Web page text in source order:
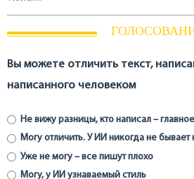
Вы можете отличить текст,
написанного человеком
Не вижу разницы, кто написал –
Могу отличить. У ИИ никогда не
Уже не могу – все пишут плохо
Могу, у ИИ узнаваемый стиль